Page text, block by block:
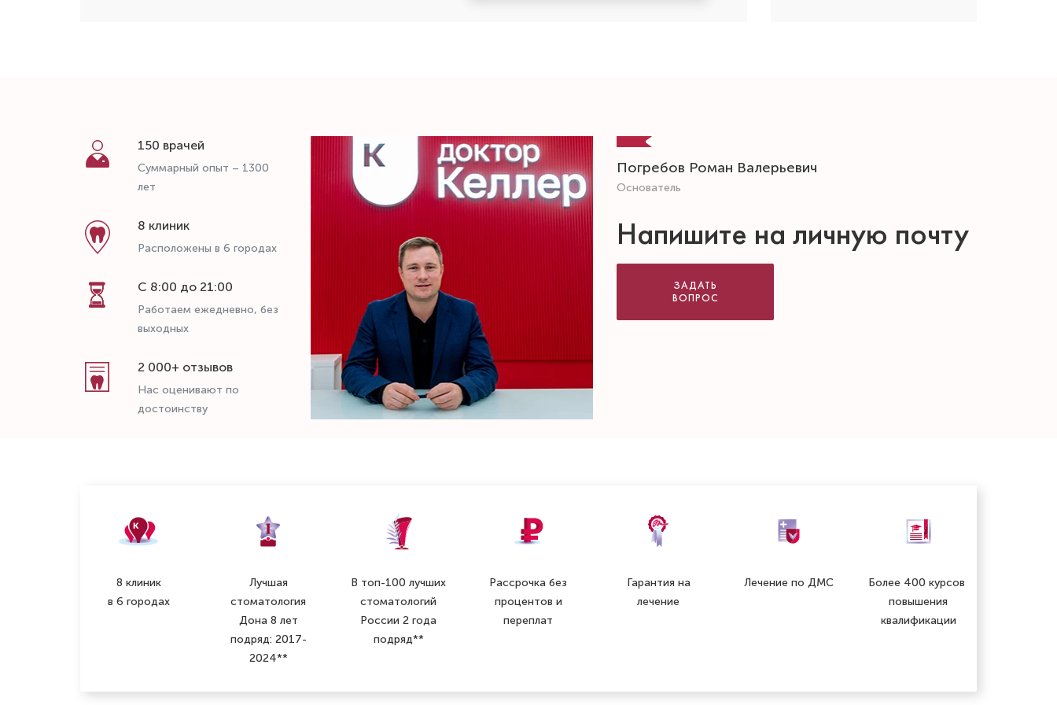
150 врачей
Суммарный опыт – 1300
лет
8 клиник
Расположены в 6 городах
С 8:00 до 21:00
Работаем ежедневно, без
выходных
2 000+ отзывов
Нас оценивают по
достоинству
Погребов Роман Валерьевич
Основатель
Напишите на личную почту
ЗАДАТЬ
ВОПРОС
8 клиник
в 6 городах
Лучшая
стоматология
Дона 8 лет
подряд: 2017-
2024**
В топ-100 лучших
стоматологий
России 2 года
подряд**
Рассрочка без
процентов и
переплат
Гарантия на
лечение
Лечение по ДМС
Более 400 курсов
повышения
квалификации